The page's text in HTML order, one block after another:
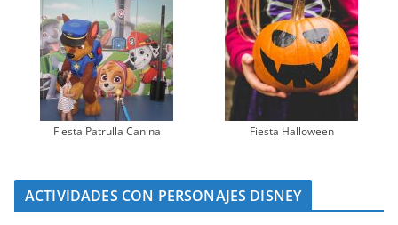
Fiesta Patrulla Canina Fiesta Halloween
ACTIVIDADES CON PERSONAJES DISNEY